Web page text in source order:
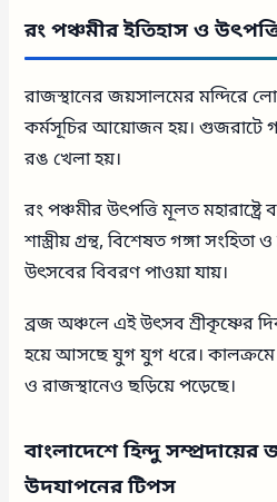
রং পঞ্চমীর ইতিহাস ও
রাজস্থানের জয়সালমের মন্দিরে
কর্মসূচির আয়োজন হয়। গুজরাটে
রঙ খেলা হয়।
রং পঞ্চমীর উৎপত্তি মূলত
শাস্ত্রীয় গ্রন্থ, বিশেষত গঙ্গা সংহিতা
উৎসবের বিবরণ পাওয়া যায়।
ব্রজ অঞ্চলে এই উৎসব শ্রীকৃষ্ণের
হয়ে আসছে যুগ যুগ ধরে। কালক্রমে
ও রাজস্থানেও ছড়িয়ে পড়েছে।
বাংলাদেশে হিন্দু সম্প্রদায়ের
উদযাপনের টিপস